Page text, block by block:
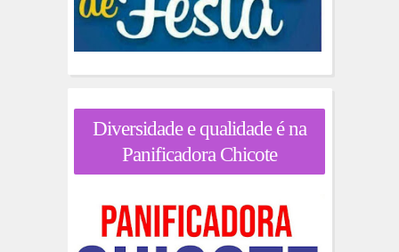
Diversidade e qualidade é na
Panificadora Chicote